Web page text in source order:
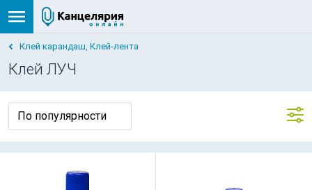
Клей карандаш, Клей-лента
Клей ЛУЧ